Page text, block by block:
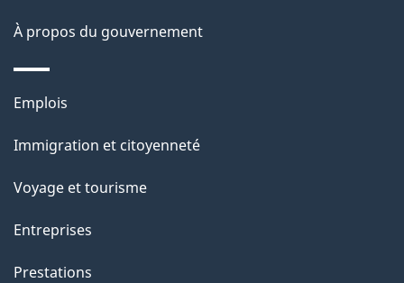
p
a
À propos du gouvernement
Thèmes
sujets
Emplois
Immigration et citoyenneté
Voyage et tourisme
Entreprises
Prestations